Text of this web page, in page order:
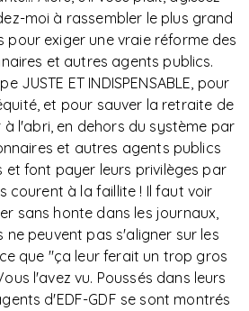
moi à rassembler le plus grand
pour exiger une vraie réforme des
et autres agents publics.
JUSTE ET INDISPENSABLE, pour
et pour sauver la retraite de
à l'abri, en dehors du système par
et autres agents publics
et font payer leurs privilèges par
courent à la faillite ! Il faut voir
sans honte dans les journaux,
ne peuvent pas s'aligner sur les
que "ça leur ferait un trop gros
l'avez vu. Poussés dans leurs
d'EDF-GDF se sont montrés